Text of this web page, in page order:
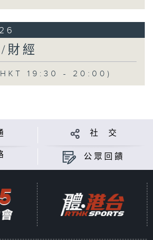
財經
19:30 - 20:00)
社 交
公眾回饋